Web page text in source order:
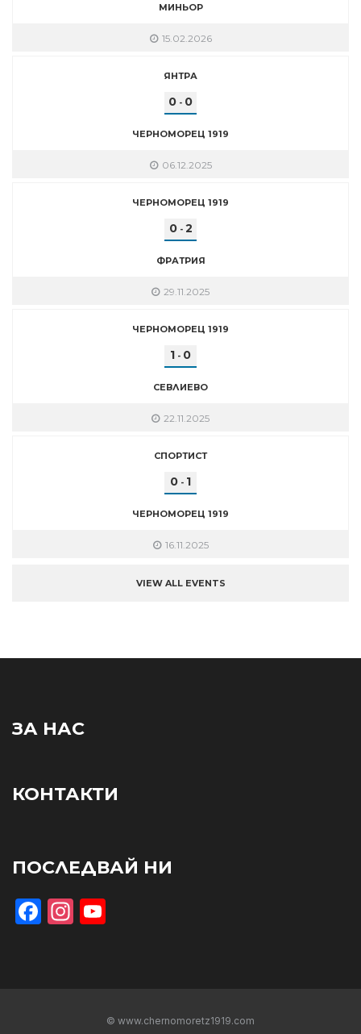
МИНЬОР
15.02.2026
ЯНТРА
0 - 0
ЧЕРНОМОРЕЦ 1919
06.12.2025
ЧЕРНОМОРЕЦ 1919
0- 2
ФРАТРИЯ
29.11.2025
ЧЕРНОМОРЕЦ 1919
1 - 0
СЕВЛИЕВО
22.11.2025
СПОРТИСТ
0 - 1
ЧЕРНОМОРЕЦ 1919
16.11.2025
VIEW ALL EVENTS
ЗА НАС
КОНТАКТИ
ПОСЛЕДВАЙ НИ
Facebook
Instagram
© www.chernomoretz1919.com